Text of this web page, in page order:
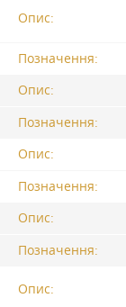
Опис:
Позначення:
Опис:
Позначення:
Опис:
Позначення:
Опис:
Позначення:
Опис: